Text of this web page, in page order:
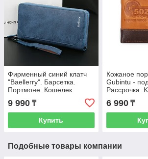
Фирменный синий клатч
"Baellerry". Барсетка.
Портмоне. Кошелек.
9 990 ₸
Купить
Кожаное
Gubintu -
Рассрочка.
6 990₸
Подобные товары компании